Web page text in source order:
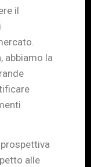
il
abbiamo la
alle